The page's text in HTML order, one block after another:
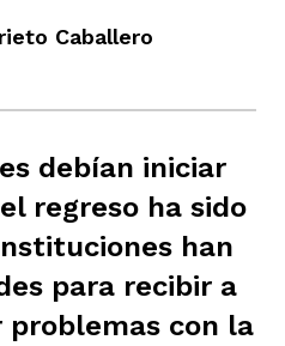
Caballero
debían iniciar
regreso ha sido
han
para recibir a
problemas con la